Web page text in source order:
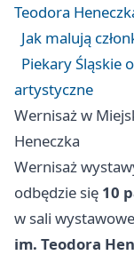
Teodora
Jak malują
Piekary Śląskie
artystyczne
Wernisaż w
Heneczka
Wernisaż
odbędzie się 10
w sali
im. Teodora